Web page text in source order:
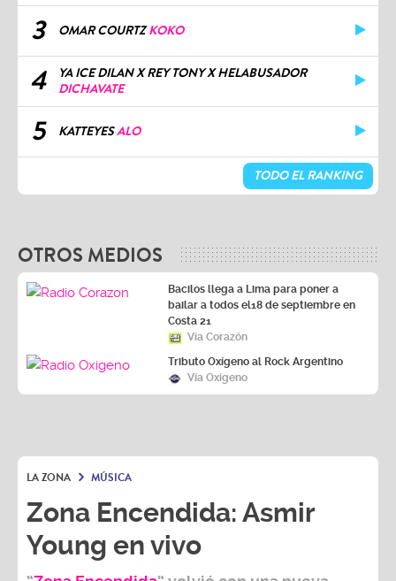
3 OMAR COURTZKOKO
4
YA ICE DILAN X REY TONY X HELABUSADOR
DICHAVATE
5 KATTEYESALO
TODO EL RANKING
Bacilos llega a Lima para poner a
bailar a todos el18 de septiembre en
Costa 21
Vía Corazón
Tributo Oxígeno al Rock Argentino
Vía Oxígeno
Zona Encendida: Asmir
Young en vivo
“Zona Encendida” volvió con una nueva